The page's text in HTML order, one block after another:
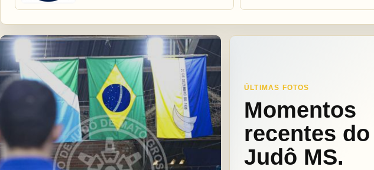
ÚLTIMAS FOTOS
Momentos
recentes do
Judô MS.